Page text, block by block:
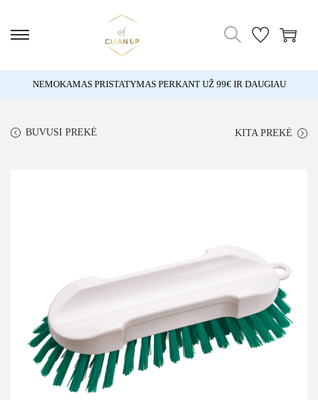
NEMOKAMAS PRISTATYMAS PERKANT UŽ 99€ IR DAUGIAU
BUVUSI PREKĖ KITA PREKĖ